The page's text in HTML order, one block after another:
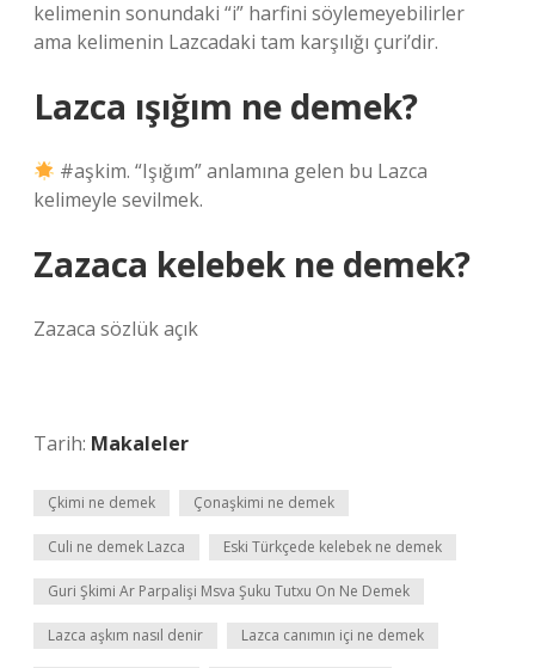
kelimenin sonundaki “i” harfini söylemeyebilirler
ama kelimenin Lazcadaki tam karşılığı çuri’dir.
Lazca ışığım ne demek?
#aşkim. “Işığım” anlamına gelen bu Lazca
kelimeyle sevilmek.
Zazaca kelebek ne demek?
Zazaca sözlük açık
Tarih: Makaleler
Çkimi ne demek Çonaşkimi ne demek
Culi ne demek Lazca Eski Türkçede kelebek ne demek
Guri Şkimi Ar Parpalişi Msva Şuku Tutxu On Ne Demek
Lazca aşkım nasıl denir Lazca canımın içi ne demek